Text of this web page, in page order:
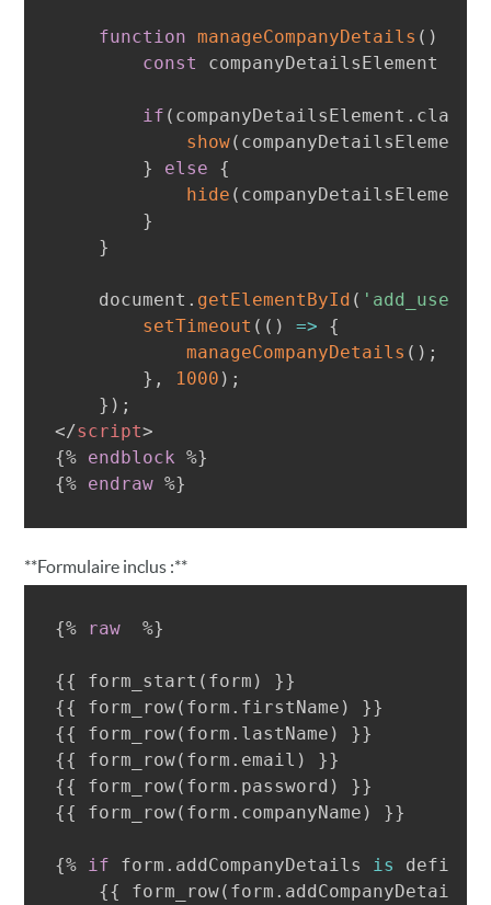
function manageCompanyDetails ( )
const
companyDetailsElement
if ( companyDetailsElement .
show( companyDetailsElement
}
else
{
hide ( companyDetailsElement
}
}
    document
. getElementById (
setTimeout ( ( ) =>
{
manageCompanyDetails ( ) ;
} , 1000 ) ;
} ) ;
</script>
{% endblock
%}
{% endraw %}
**Formulaire inclus :**
{% raw %}
{{ form_start ( form )
}}
{{
form_row( form . firstName )
}}
{{
form_row( form . lastName )
}}
{{
form_row( form . email )
}}
{{
form_row( form . password )
}}
{{
form_row( form . companyName ) }}
{% if form . addCompanyDetails is
{{
form_row( form . addCompanyDetails